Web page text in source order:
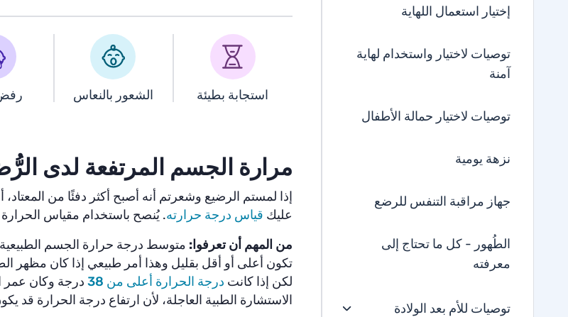
إختيار استعمال اللهاية
توصيات لاختيار واستخدام لهاية
آمنة
توصيات لاختيار حمالة الأطفال
نزهة يومية
جهاز مراقبة التنفس للرضع
الطُهور - كل ما تحتاج إلى
معرفته
توصيات للأم بعد الولادة
استجابة بطيئة الشعور بالنعاس
مرارة الجسم المرتفعة لدى
إذا لمستم الرضيع وشعرتم أنه أصبح أكثر دفئًا من
عليك قياس درجة حرارته. يُنصح باستخدام مقياس
من المهم أن تعرفوا:
تكون أعلى أو أقل بقليل وهذا أمر طبيعي إذا كان مظهر
لكن إذا كانت درجة الحرارة أعلى من 38
درجة وكان عمر
الاستشارة الطبية العاجلة، لأن ارتفاع درجة الحرارة